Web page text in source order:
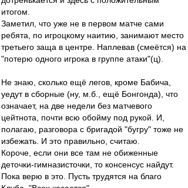
итогом.
Заметил, что уже не в первом матче сами
ребята, по игроцкому наитию, занимают место
третьего заща в центре. Наплевав (смеётся) на
"потерю одного игрока в группе атаки"(ц).
Не знаю, сколько ещё легов, кроме Бабича,
уедут в сборные (ну, м.б., ещё Бонгонда), что
означает, на две недели без матчевого
цейтнота, почти всю обойму под рукой. И,
полагаю, разговора с бригадой "бугру" тоже не
избежать. И это правильно, считаю.
Короче, если они все там не обиженные
деточки-гимназисточки, то консенсус найдут.
Пока верю в это. Пусть трудятся на благо